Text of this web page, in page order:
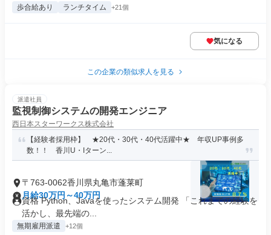
歩合給あり ランチタイム +21個
気になる
この企業の類似求人を見る
派遣社員
監視制御システムの開発エンジニア
西日本スターワークス株式会社
【経験者採用枠】 ★20代・30代・40代活躍中★ 年収UP事例多
数！！ 香川U・Iターン...
〒763-0062香川県丸亀市蓬莱町
月給30万円～40万円
資格 Python、Javaを使ったシステム開発 「これまでの経験を
活かし、最先端の...
無期雇用派遣 +12個